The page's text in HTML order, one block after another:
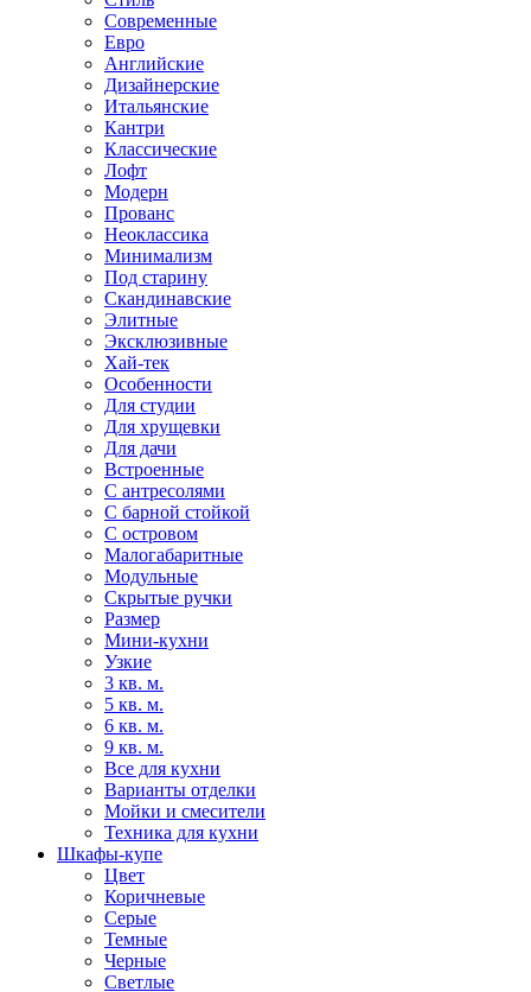
Современные
Евро
Английские
Дизайнерские
Итальянские
Кантри
Классические
Лофт
Модерн
Прованс
Неоклассика
Минимализм
Под старину
Скандинавские
Элитные
Эксклюзивные
Хай-тек
Особенности
Для студии
Для хрущевки
Для дачи
Встроенные
С антресолями
С барной стойкой
С островом
Малогабаритные
Модульные
Скрытые ручки
Размер
Мини-кухни
Узкие
3 кв. м.
5 кв. м.
6 кв. м.
9 кв. м.
Все для кухни
Варианты отделки
Мойки и смесители
Техника для кухни
Шкафы-купе
Цвет
Коричневые
Серые
Темные
Черные
Светлые